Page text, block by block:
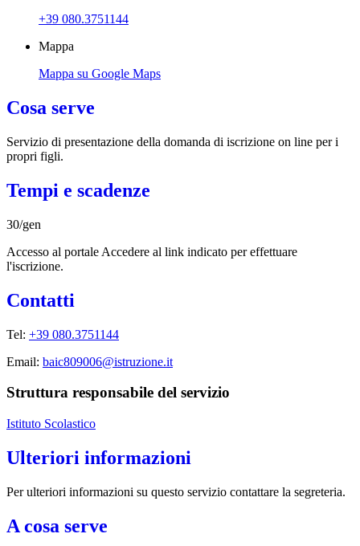
+39 080.3751144
Mappa
Mappa su Google Maps
Cosa serve
Servizio di presentazione della domanda di iscrizione on line per i
propri figli.
Tempi e scadenze
30/gen
Accesso al portale Accedere al link indicato per effettuare
l'iscrizione.
Contatti
Tel: +39 080.3751144
Email: baic809006@istruzione.it
Struttura responsabile del servizio
Istituto Scolastico
Ulteriori informazioni
Per ulteriori informazioni su questo servizio contattare la segreteria.
A cosa serve